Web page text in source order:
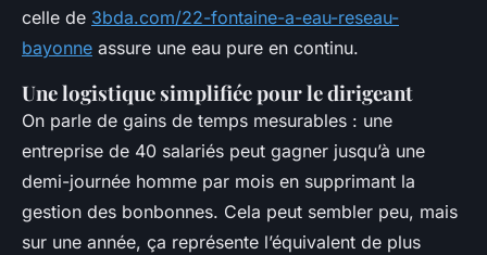
celle de 3bda.com/22-fontaine-a-eau-reseau-
bayonne assure une eau pure en continu.
Une logistique simplifiée pour le dirigeant
On parle de gains de temps mesurables : une
entreprise de 40 salariés peut gagner jusqu’à une
demi-journée homme par mois en supprimant la
gestion des bonbonnes. Cela peut sembler peu, mais
sur une année, ça représente l’équivalent de plus